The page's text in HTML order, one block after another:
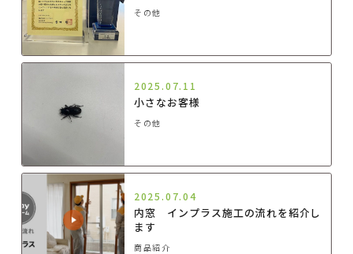
その他
2025.07.11
小さなお客様
その他
2025.07.04
内窓 インプラス施工の流れを紹介し
ます
商品紹介